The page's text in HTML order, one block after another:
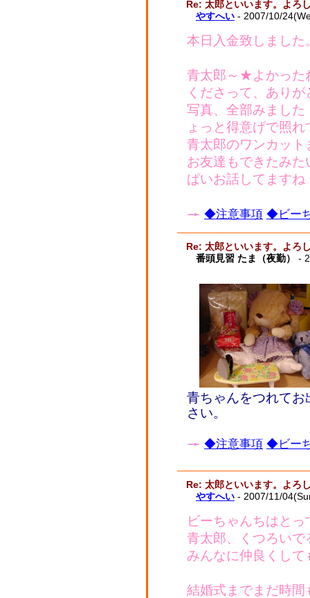
Re: 太郎といいます。よろ
やすへい - 2007/10/
本日入金致しました
青太郎～★よかった
くださって、あり
写真、全部みまし
ょっと得意げで照
青太郎のワンカッ
お友達もできたみ
ぱいお話してますね
◆注意事項 ◆ビー
Re: 太郎といいます。よろ
番頭見習 たま（夜勤）
-
青ちゃんをつれて
さい。
◆注意事項 ◆ビー
Re: 太郎といいます。よろ
やすへい - 2007/11/
ビーちゃんちはと
青太郎、くつろいで
みんなに仲良くし
結婚式までまだ時